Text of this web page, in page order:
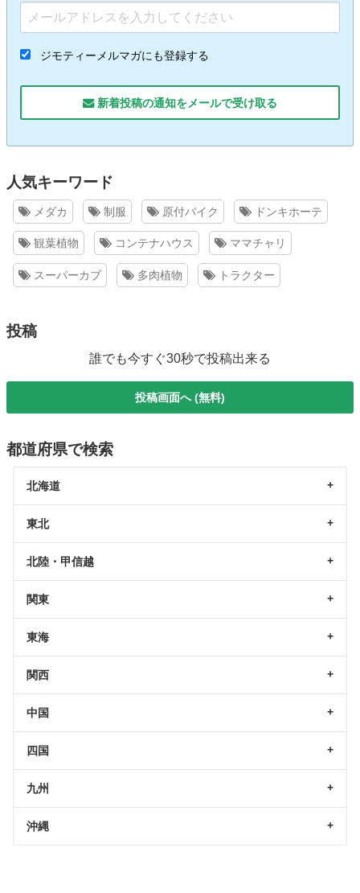
ジモティーメルマガにも登録する
新着投稿の通知をメールで受け取る
人気キーワード
メダカ 制服 原付バイク ドンキホーテ
観葉植物 コンテナハウス ママチャリ
スーパーカブ 多肉植物 トラクター
投稿
誰でも今すぐ30秒で投稿出来る
投稿画面へ (無料)
都道府県で検索
北海道
東北
北陸・甲信越
関東
東海
関西
中国
四国
九州
沖縄